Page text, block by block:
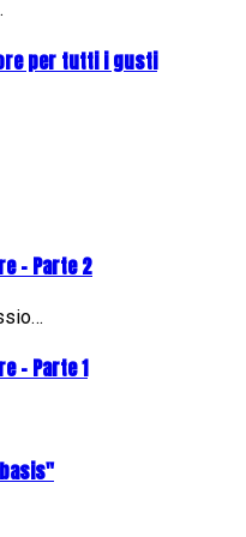
per tutti i gusti
- Parte 2
- Parte 1